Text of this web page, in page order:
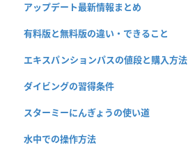
アップデート最新情報まとめ
有料版と無料版の違い・できること
エキスパンションパスの値段と購入方法
ダイビングの習得条件
スターミーにんぎょうの使い道
水中での操作方法